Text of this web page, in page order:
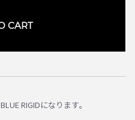
CART
RIGIDになります。
カートへ進む